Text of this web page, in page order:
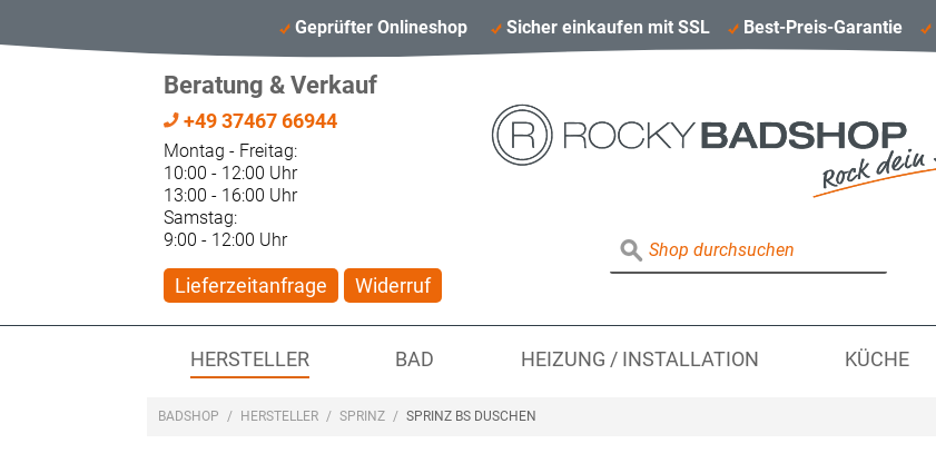
Geprüfter Onlineshop Sicher einkaufen mit SSL Best-Preis-Garantie
Beratung & Verkauf
+49 37467 66944
Montag - Freitag:
10:00 - 12:00 Uhr
13:00 - 16:00 Uhr
Samstag:
9:00 - 12:00 Uhr
Lieferzeitanfrage Widerruf
HERSTELLER BAD HEIZUNG / INSTALLATION KÜCHE
BADSHOP / HERSTELLER / SPRINZ / SPRINZ BS DUSCHEN